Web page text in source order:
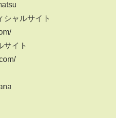
ャルサイト
サイト